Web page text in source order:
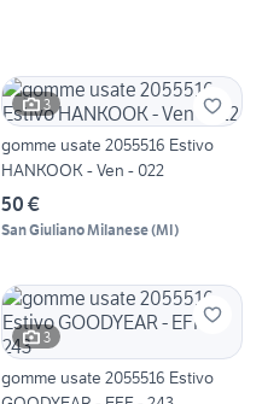
3
gomme usate 2055516 Estivo
HANKOOK - Ven - 022
50 €
San Giuliano Milanese(MI)
3
gomme usate 2055516 Estivo